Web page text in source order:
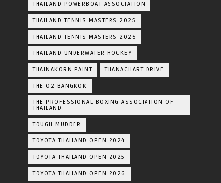
THAILAND POWERBOAT ASSOCIATION
THAILAND TENNIS MASTERS 2025
THAILAND TENNIS MASTERS 2026
THAILAND UNDERWATER HOCKEY
THAINAKORN PAINT THANACHART DRIVE
THE O2 BANGKOK
THE PROFESSIONAL BOXING ASSOCIATION OF
THAILAND
TOUGH MUDDER
TOYOTA THAILAND OPEN 2024
TOYOTA THAILAND OPEN 2025
TOYOTA THAILAND OPEN 2026